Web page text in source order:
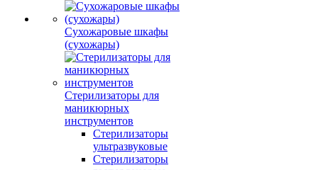
Сухожаровые шкафы
(сухожары)
Стерилизаторы для
маникюрных
инструментов
Стерилизаторы
ультразвуковые
Стерилизаторы